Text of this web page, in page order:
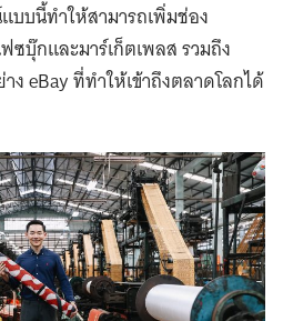
บบนี้ทำให้สามารถเพิ่มช่อง
ซบุ๊กและมาร์เก็ตเพลส รวมถึง
eBay ที่ทำให้เข้าถึงตลาดโลกได้